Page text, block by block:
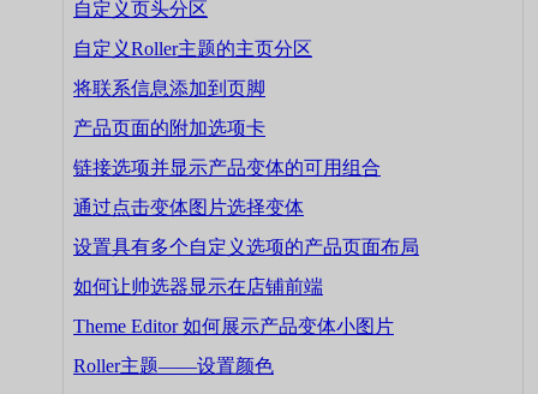
自定义页头分区
自定义Roller主题的主页分区
将联系信息添加到页脚
产品页面的附加选项卡
链接选项并显示产品变体的可用组合
通过点击变体图片选择变体
设置具有多个自定义选项的产品页面布局
如何让帅选器显示在店铺前端
Theme Editor 如何展示产品变体小图片
Roller主题——设置颜色